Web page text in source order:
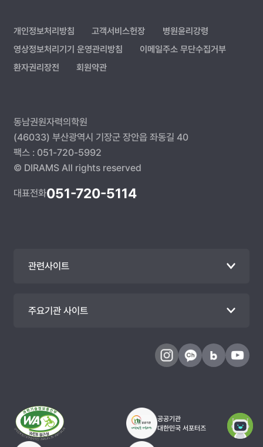
개인정보처리방침 고객서비스헌장
병원윤리강령
영상정보처리기기 운영관리방침
이메일주소 무단수집거부
환자권리장전
회원약관
동남권원자력의학원
(46033) 부산광역시 기장군 장안읍 좌동길 40
팩스 : 051-720-5992
© DIRAMS All rights reserved
대표전화051-720-5114
관련사이트
주요기관 사이트
공공기관
대한민국 서포터즈